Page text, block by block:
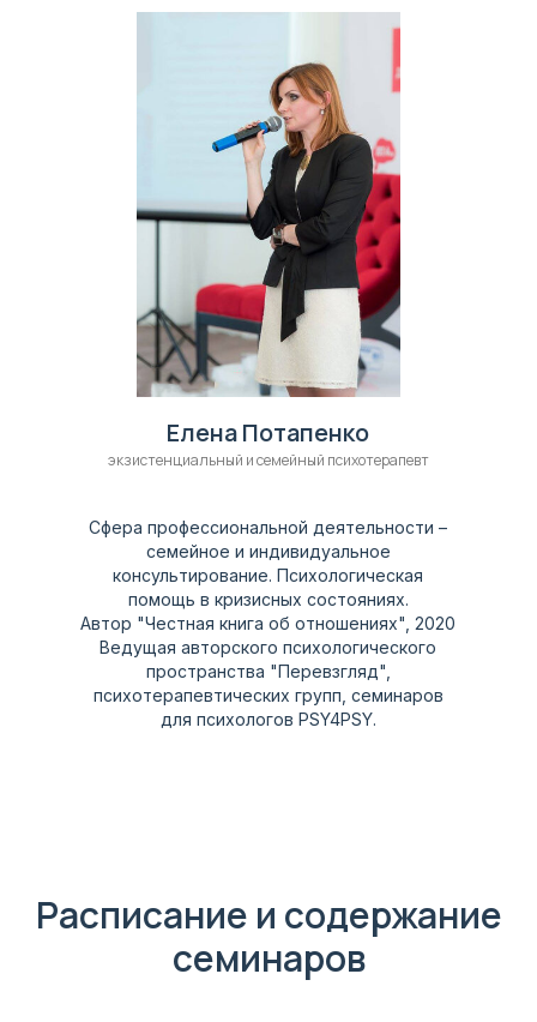
Елена Потапенко
экзистенциальный и семейный психотерапевт
Сфера профессиональной деятельности –
семейное и индивидуальное
консультирование. Психологическая
помощь в кризисных состояниях.
Автор "Честная книга об отношениях", 2020
Ведущая авторского психологического
пространства "Перевзгляд",
психотерапевтических групп, семинаров
для психологов PSY4PSY.
Расписание и содержание
семинаров